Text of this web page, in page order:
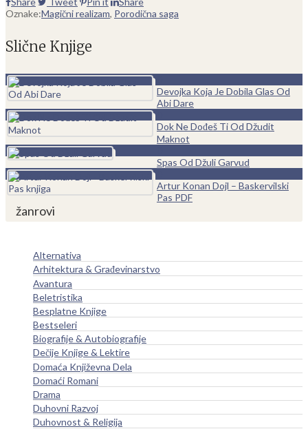
Oznake:Magični realizam, Porodična saga
Slične Knjige
Devojka Koja Je Dobila Glas Od
Abi Dare
Dok Ne Dođeš Ti Od Džudit
Maknot
Spas Od Džuli Garvud
Artur Konan Dojl – Baskervilski
Pas PDF
žanrovi
Alternativa
Arhitektura & Građevinarstvo
Avantura
Beletristika
Besplatne Knjige
Bestseleri
Biografije & Autobiografije
Dečije Knjige & Lektire
Domaća Književna Dela
Domaći Romani
Drama
Duhovni Razvoj
Duhovnost & Religija